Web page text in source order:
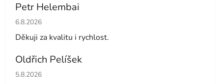
Petr Helembai
Hodnocení obchodu je 5 z 5 hvězdiček.
6.8.2026
Děkuji za kvalitu i rychlost.
Oldřich Pelíšek
Hodnocení obchodu je 5 z 5 hvězdiček.
5.8.2026